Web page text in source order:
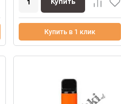
Купить в 1 клик